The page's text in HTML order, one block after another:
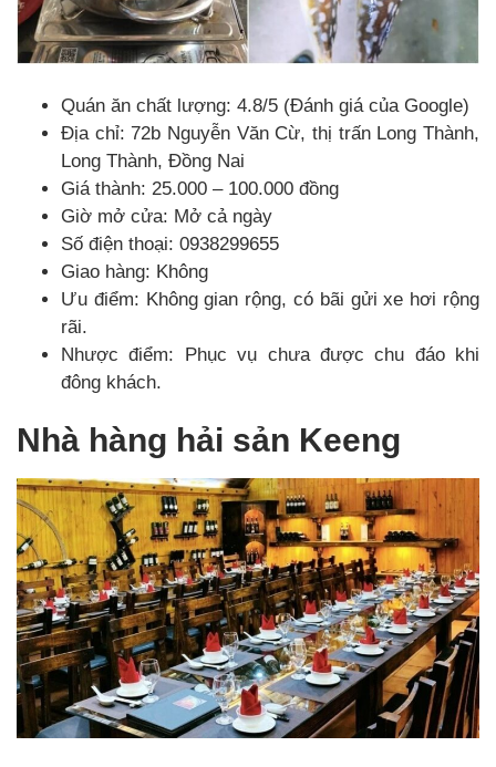
Quán ăn chất lượng: 4.8/5 (Đánh giá của Google)
Địa chỉ: 72b Nguyễn Văn Cừ, thị trấn Long Thành,
Long Thành, Đồng Nai
Giá thành: 25.000 – 100.000 đồng
Giờ mở cửa: Mở cả ngày
Số điện thoại: 0938299655
Giao hàng: Không
Ưu điểm: Không gian rộng, có bãi gửi xe hơi rộng
rãi.
Nhược điểm: Phục vụ chưa được chu đáo khi
đông khách.
Nhà hàng hải sản Keeng